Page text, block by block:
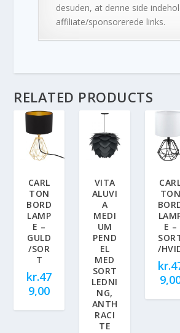
desuden, at denne side
affiliate/sponsorerede links.
RELATED PRODUCTS
CARL
TON
BORD
LAMP
E –
GULD
/SOR
T
kr.47
9,00
VITA
ALUVI
A
MEDI
UM
PEND
EL
MED
SORT
LEDNI
NG,
ANTH
RACI
TE
TON
E –
/
kr.